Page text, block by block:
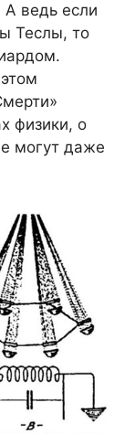
ведь если
Теслы, то
физики, о
могут даже